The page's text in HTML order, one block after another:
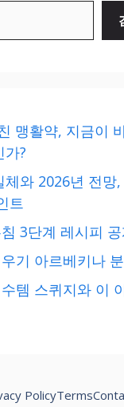
맹활약, 지금이
가?
체와 2026년 전망
트
3단계 레시피 공
기 아르베키나
템 스퀴지와 이
PolicyTerms